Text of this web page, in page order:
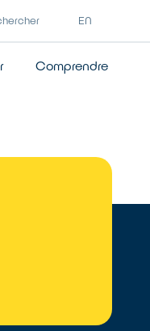
EN
Comprendre